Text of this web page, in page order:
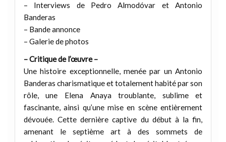
– Interviews de Pedro Almodóvar et Antonio
Banderas
– Bande annonce
– Galerie de photos
– Critique de l’œuvre –
Une histoire exceptionnelle, menée par un Antonio
Banderas charismatique et totalement habité par son
rôle, une Elena Anaya troublante, sublime et
fascinante, ainsi qu’une mise en scène entièrement
dévouée. Cette dernière captive du début à la fin,
amenant le septième art à des sommets de